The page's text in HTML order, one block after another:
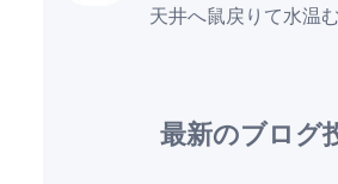
天井へ鼠戻りて水温
最新のブログ